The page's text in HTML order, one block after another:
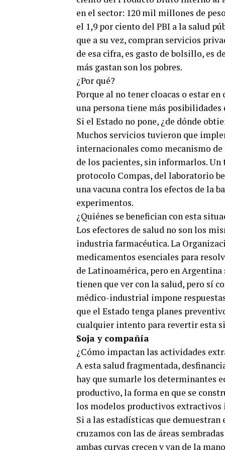
en el sector: 120 mil millones de
el 1,9 por ciento del PBI a la salud
que a su vez, compran servicios
de esa cifra, es gasto de bolsillo, es
más gastan son los pobres.
¿Por qué?
Porque al no tener cloacas o estar
una persona tiene más posibilidades
Si el Estado no pone, ¿de dónde
Muchos servicios tuvieron que
internacionales como mecanismo
de los pacientes, sin informarlos.
protocolo Compas, del laboratorio
una vacuna contra los efectos de la
experimentos.
¿Quiénes se benefician con esta
Los efectores de salud no son los
industria farmacéutica. La
medicamentos esenciales para
de Latinoamérica, pero en
tienen que ver con la salud, pero sí
médico-industrial impone
que el Estado tenga planes
cualquier intento para revertir esta
Soja y compañía
¿Cómo impactan las actividades
A esta salud fragmentada,
hay que sumarle los determinantes
productivo, la forma en que se
los modelos productivos extractivos
Si a las estadísticas que
cruzamos con las de áreas
ambas curvas crecen y van de la